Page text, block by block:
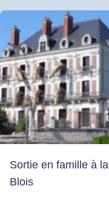
Sortie en famille à
Blois